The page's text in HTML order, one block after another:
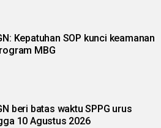
Kepatuhan SOP kunci keamanan
MBG
beri batas waktu SPPG urus
10 Agustus 2026